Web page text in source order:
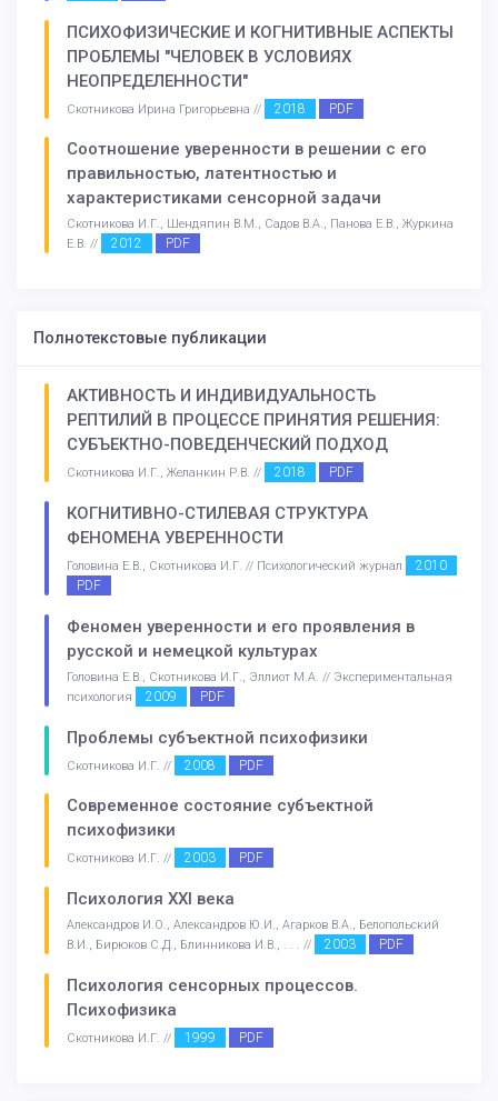
ПСИХОФИЗИЧЕСКИЕ И КОГНИТИВНЫЕ АСПЕКТЫ
ПРОБЛЕМЫ "ЧЕЛОВЕК В УСЛОВИЯХ
НЕОПРЕДЕЛЕННОСТИ"
Скотникова Ирина Григорьевна // 2018 PDF
Соотношение уверенности в решении с его
правильностью, латентностью и
характеристиками сенсорной задачи
Скотникова И.Г., Шендяпин В.М., Садов В.А., Панова Е.В., Журкина
Е.В. //
2012 PDF
Полнотекстовые публикации
АКТИВНОСТЬ И ИНДИВИДУАЛЬНОСТЬ
РЕПТИЛИЙ В ПРОЦЕССЕ ПРИНЯТИЯ РЕШЕНИЯ:
СУБЪЕКТНО-ПОВЕДЕНЧЕСКИЙ ПОДХОД
Скотникова И.Г., Желанкин Р.В. // 2018 PDF
КОГНИТИВНО-СТИЛЕВАЯ СТРУКТУРА
ФЕНОМЕНА УВЕРЕННОСТИ
Головина Е.В., Скотникова И.Г. // Психологический журнал
2010
PDF
Феномен уверенности и его проявления в
русской и немецкой культурах
Головина Е.В., Скотникова И.Г., Эллиот М.А. // Экспериментальная
психология
2009 PDF
Проблемы субъектной психофизики
Скотникова И.Г. // 2008 PDF
Современное состояние субъектной
психофизики
Скотникова И.Г. // 2003 PDF
Психология XXI века
Александров И.О., Александров Ю.И., Агарков В.А., Белопольский
В.И., Бирюков С.Д., Блинникова И.В., . . . //
2003 PDF
Психология сенсорных процессов.
Психофизика
Скотникова И.Г. // 1999 PDF